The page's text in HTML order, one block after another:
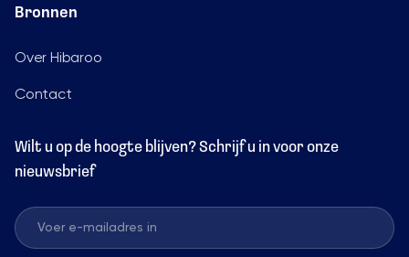
Bronnen
Over Hibaroo
Contact
Wilt u op de hoogte blijven? Schrijf u in voor onze
nieuwsbrief